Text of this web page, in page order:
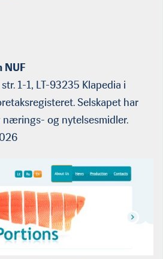
NUF
1-1, LT-93235 Klapedia i
Selskapet har
og nytelsesmidler.